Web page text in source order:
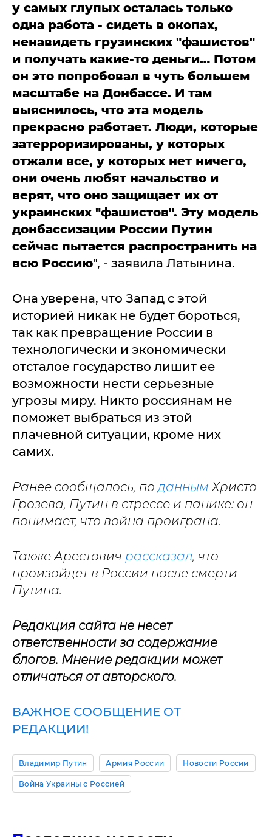
у самых глупых осталась только
одна работа - сидеть в окопах,
ненавидеть грузинских "фашистов"
и получать какие-то деньги… Потом
он это попробовал в чуть большем
масштабе на Донбассе. И там
выяснилось, что эта модель
прекрасно работает. Люди, которые
затерроризированы, у которых
отжали все, у которых нет ничего,
они очень любят начальство и
верят, что оно защищает их от
украинских "фашистов". Эту модель
донбассизации России Путин
сейчас пытается распространить на
всю Россию", - заявила Латынина.
Она уверена, что Запад с этой
историей никак не будет бороться,
так как превращение России в
технологически и экономически
отсталое государство лишит ее
возможности нести серьезные
угрозы миру. Никто россиянам не
поможет выбраться из этой
плачевной ситуации, кроме них
самих.
Ранее сообщалось, поданным Христо
Грозева, Путин в стрессе и панике: он
понимает, что война проиграна.
Также Арестович рассказал, что
произойдет в России после смерти
Путина.
Редакция сайта не несет
ответственности за содержание
блогов. Мнение редакции может
отличаться от авторского.
ВАЖНОЕ СООБЩЕНИЕ ОТ
РЕДАКЦИИ!
Владимир Путин Армия России Новости России
Война Украины с Россией